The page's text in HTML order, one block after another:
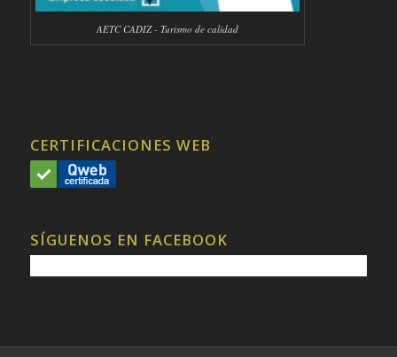
AETC CADIZ - Turismo de calidad
CERTIFICACIONES WEB
SÍGUENOS EN FACEBOOK